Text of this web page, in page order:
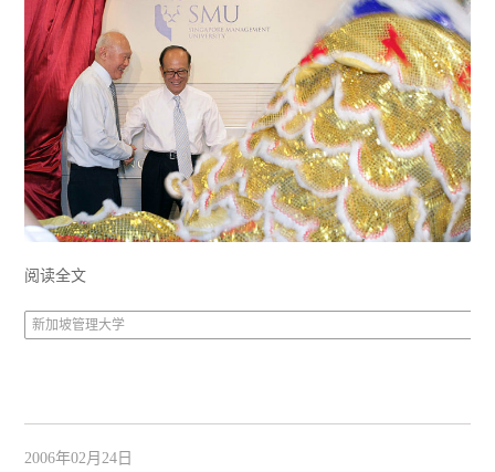
阅读全文
新加坡管理大学
2006年02月24日